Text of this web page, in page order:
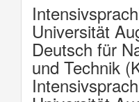
Universität
Deutsch für
und Technik